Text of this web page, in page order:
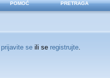
POMOĆ PRETRAGA
prijavite seili se registrujte.